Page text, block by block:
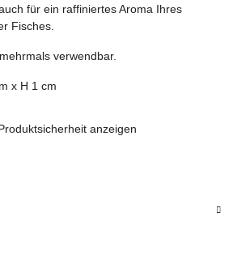
für ein raffiniertes Aroma Ihres
Fisches.
verwendbar.
x H 1 cm
anzeigen